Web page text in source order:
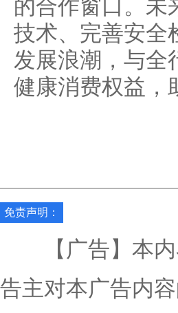
的合作窗口。未
技术、完善安全
发展浪潮，与全
健康消费权益，
免责声明：
【广告】本内
告主对本广告内